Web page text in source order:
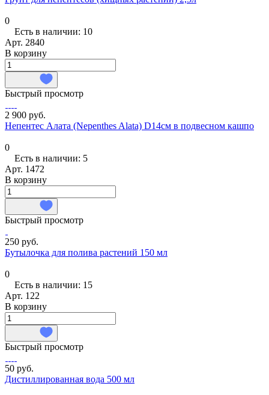
0
Есть в наличии: 10
Арт. 2840
В корзину
Быстрый просмотр
2 900 руб.
Непентес Алата (Nepenthes Alata) D14см в подвесном кашпо
0
Есть в наличии: 5
Арт. 1472
В корзину
Быстрый просмотр
250 руб.
Бутылочка для полива растений 150 мл
0
Есть в наличии: 15
Арт. 122
В корзину
Быстрый просмотр
50 руб.
Дистиллированная вода 500 мл